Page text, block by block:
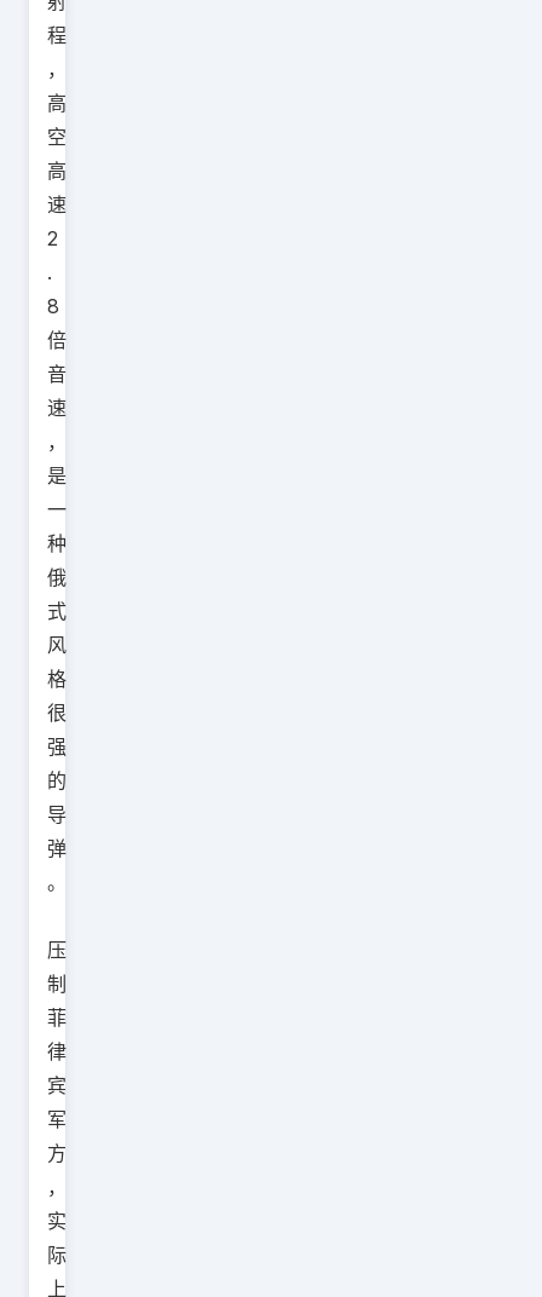
程
，
高
空
高
速
2
.
8
倍
音
速
，
是
一
种
俄
式
风
格
很
强
的
导
弹
。
压
制
菲
律
宾
军
方
，
实
际
上